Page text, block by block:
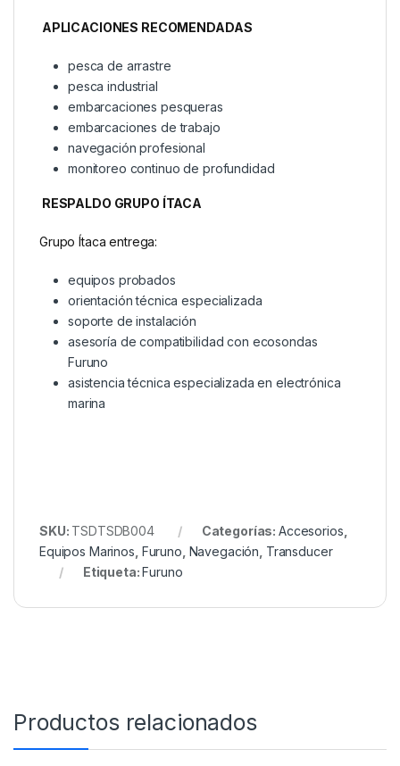
APLICACIONES RECOMENDADAS
pesca de arrastre
pesca industrial
embarcaciones pesqueras
embarcaciones de trabajo
navegación profesional
monitoreo continuo de profundidad
RESPALDO GRUPO ÍTACA
Grupo Ítaca entrega:
equipos probados
orientación técnica especializada
soporte de instalación
asesoría de compatibilidad con ecosondas
Furuno
asistencia técnica especializada en electrónica
marina
SKU: TSDTSDB004 Categorías: Accesorios
Equipos Marinos Furuno Navegación Transducer
Etiqueta:Furuno
Productos relacionados